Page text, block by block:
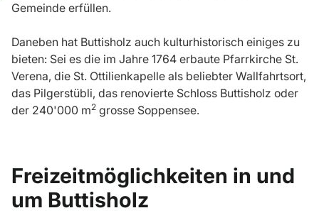
Gemeinde erfüllen.
Daneben hat Buttisholz auch kulturhistorisch einiges zu
bieten: Sei es die im Jahre 1764 erbaute Pfarrkirche St.
Verena, die St. Ottilienkapelle als beliebter Wallfahrtsort,
das Pilgerstübli, das renovierte Schloss Buttisholz oder
der 240'000 m2 grosse Soppensee.
Freizeitmöglichkeiten in und
um Buttisholz